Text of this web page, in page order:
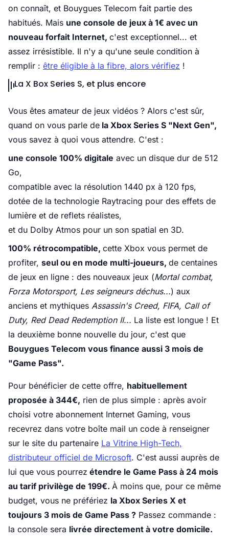
on connaît, et Bouygues Telecom fait partie des
habitués. Mais une console de jeux à 1€ avec un
nouveau forfait Internet, c'est exceptionnel... et
assez irrésistible. Il n'y a qu'une seule condition à
remplir : être éligible à la fibre, alors vérifiez !
La X Box Series S, et plus encore
Vous êtes amateur de jeux vidéos ? Alors c'est sûr,
quand on vous parle de la Xbox Series S "Next Gen",
vous savez à quoi vous attendre. C'est :
une console 100% digitale avec un disque dur de 512
Go,
compatible avec la résolution 1440 px à 120 fps,
dotée de la technologie Raytracing pour des effets de
lumière et de reflets réalistes,
et du Dolby Atmos pour un son spatial en 3D.
100% rétrocompatible, cette Xbox vous permet de
profiter, seul ou en mode multi-joueurs, de centaines
de jeux en ligne : des nouveaux jeux (Mortal combat,
Forza Motorsport, Les seigneurs déchus...) aux
anciens et mythiques Assassin's Creed, FIFA, Call of
Duty, Red Dead Redemption II... La liste est longue ! Et
la deuxième bonne nouvelle du jour, c'est que
Bouygues Telecom vous finance aussi 3 mois de
"Game Pass".
Pour bénéficier de cette offre, habituellement
proposée à 344€, rien de plus simple : après avoir
choisi votre abonnement Internet Gaming, vous
recevrez dans votre boîte mail un code à renseigner
sur le site du partenaire La Vitrine High-Tech,
distributeur officiel de Microsoft. C'est aussi auprès de
lui que vous pourrez étendre le Game Pass à 24 mois
au tarif privilège de 199€. À moins que, pour ce même
budget, vous ne préfériez la Xbox Series X et
toujours 3 mois de Game Pass ? Passez commande :
la console sera livrée directement à votre domicile.